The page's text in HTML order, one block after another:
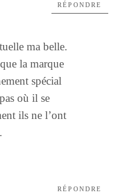
ma belle.
la marque
spécial
où il se
ils ne l’ont
RÉPONDRE
RÉPONDRE